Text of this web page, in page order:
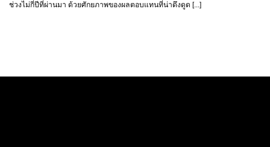
ช่วงไม่กี่ปีที่ผ่านมา ด้วยศักยภาพของผลตอบแทนที่น่าดึงดูด [...]